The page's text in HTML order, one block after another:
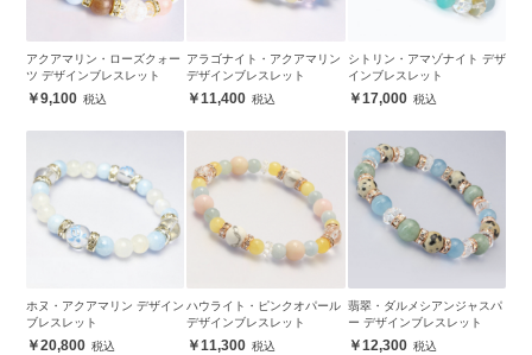
アクアマリン・ローズクォー
ツ デザインブレスレット
9,100
アラゴナイト・アクアマリン
デザインブレスレット
11,400
シトリン・アマゾナイト デザ
インブレスレット
17,000
ホヌ・アクアマリン デザイン
ブレスレット
20,800
ハウライト・ピンクオパール
デザインブレスレット
11,300
翡翠・ダルメシアンジャスパ
ー デザインブレスレット
12,300